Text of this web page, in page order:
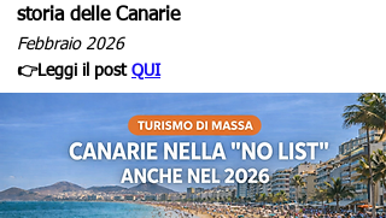
storia delle Canarie
Febbraio 2026
👉Leggi il post QUI